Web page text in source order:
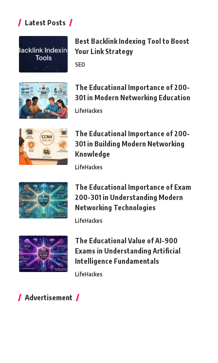
Latest Posts
Best Backlink Indexing Tool to Boost
Your Link Strategy
SEO
The Educational Importance of 200-
301 in Modern Networking Education
LifeHackes
The Educational Importance of 200-
301 in Building Modern Networking
Knowledge
LifeHackes
The Educational Importance of Exam
200-301 in Understanding Modern
Networking Technologies
LifeHackes
The Educational Value of AI-900
Exams in Understanding Artificial
Intelligence Fundamentals
LifeHackes
Advertisement